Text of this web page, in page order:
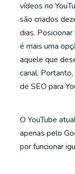
vídeos no
são criados
dias.
é mais uma
aquele que
canal.
de SEO para
O YouTube
apenas pelo
por funcionar